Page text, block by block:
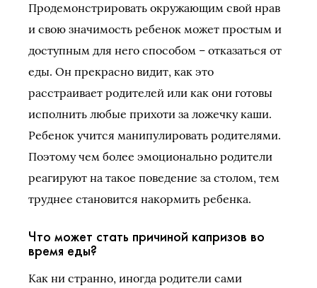
Продемонстрировать окружающим свой нрав
и свою значимость ребенок может простым и
доступным для него способом – отказаться от
еды. Он прекрасно видит, как это
расстраивает родителей или как они готовы
исполнить любые прихоти за ложечку каши.
Ребенок учится манипулировать родителями.
Поэтому чем более эмоционально родители
реагируют на такое поведение за столом, тем
труднее становится накормить ребенка.
Что может стать причиной капризов во
время еды?
Как ни странно, иногда родители сами